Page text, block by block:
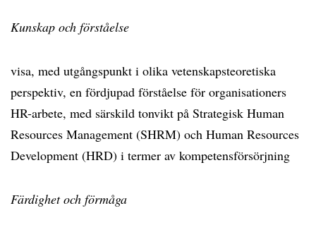
Kunskap och förståelse
visa, med utgångspunkt i olika vetenskapsteoretiska
perspektiv, en fördjupad förståelse för organisationers
HR-arbete, med särskild tonvikt på Strategisk Human
Resources Management (SHRM) och Human Resources
Development (HRD) i termer av kompetensförsörjning
Färdighet och förmåga